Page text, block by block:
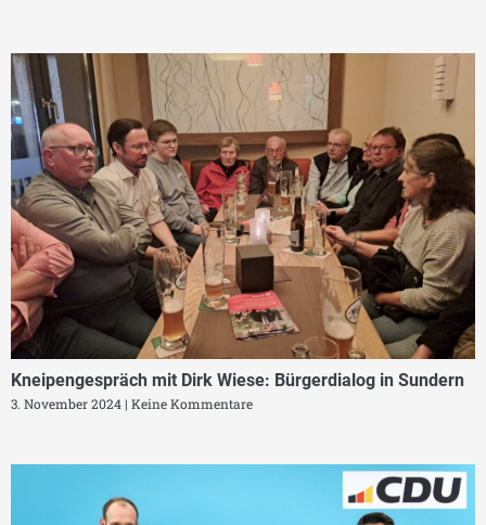
Kneipengespräch mit Dirk Wiese: Bürgerdialog in Sundern
3. November 2024 Keine Kommentare